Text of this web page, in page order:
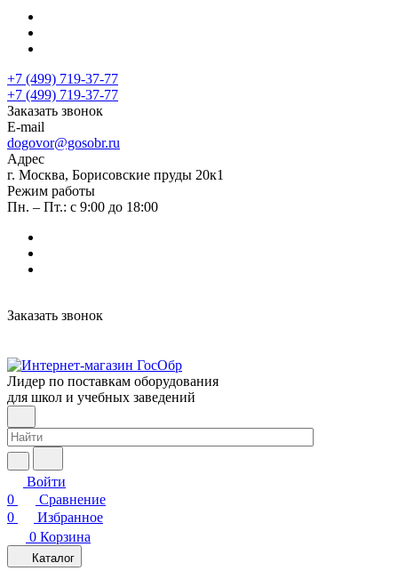
+7 (499) 719-37-77
+7 (499) 719-37-77
Заказать звонок
E-mail
dogovor@gosobr.ru
Адрес
г. Москва, Борисовские пруды 20к1
Режим работы
Пн. – Пт.: с 9:00 до 18:00
Заказать звонок
Лидер по поставкам оборудования
для школ и учебных заведений
Войти
0
Сравнение
0
Избранное
0 Корзина
Каталог